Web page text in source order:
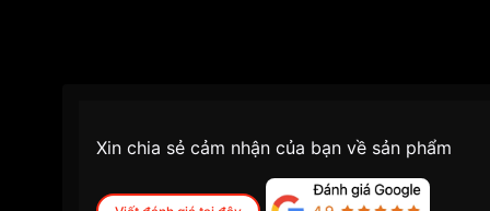
Xin chia sẻ cảm nhận của bạn về sản phẩm